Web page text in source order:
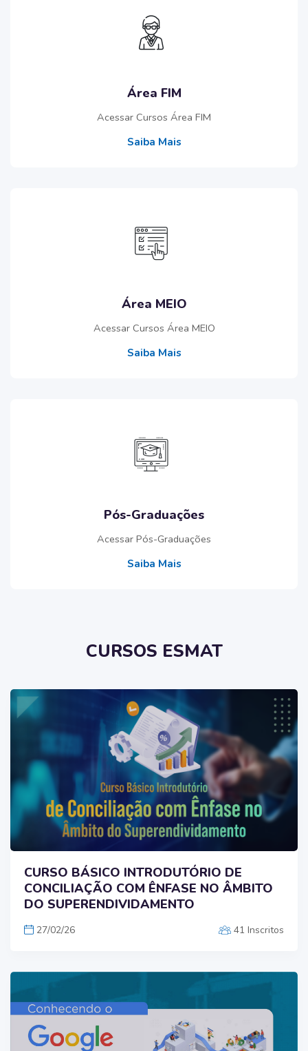
Área FIM
Acessar Cursos Área FIM
Saiba Mais
Área MEIO
Acessar Cursos Área MEIO
Saiba Mais
Pós-Graduações
Acessar Pós-Graduações
Saiba Mais
CURSOS ESMAT
CURSO BÁSICO INTRODUTÓRIO DE
CONCILIAÇÃO COM ÊNFASE NO ÂMBITO
DO SUPERENDIVIDAMENTO
27/02/26 41 Inscritos